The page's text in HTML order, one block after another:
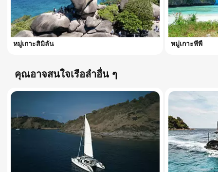
หมู่เกาะสิมิลัน หมู่เกาะพีพี
คุณอาจสนใจเรือลำอื่น ๆ